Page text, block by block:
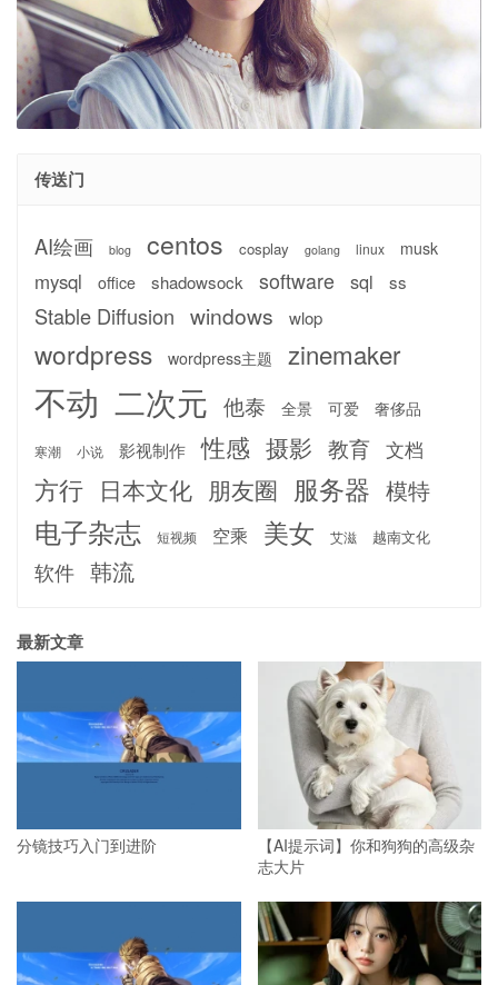
传送门
AI绘画 blog centos cosplay golang linux musk
mysql office shadowsock software sql ss
Stable Diffusion windows wlop
wordpress wordpress主题 zinemaker
不动 二次元 他泰 全景 可爱 奢侈品
寒潮 小说 影视制作 性感 摄影 教育 文档
方行 日本文化 朋友圈 服务器 模特
电子杂志 短视频 空乘 美女 艾滋 越南文化
软件 韩流
最新文章
分镜技巧入门到进阶
【AI提示词】你和狗狗的高级杂
志大片